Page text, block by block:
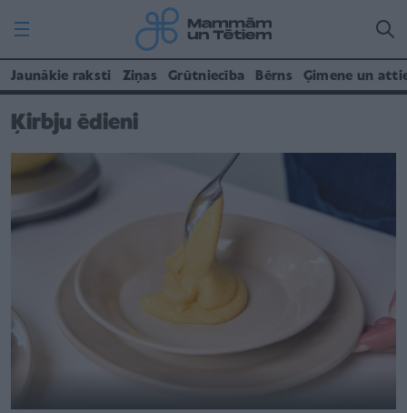
Jaunākie raksti Ziņas Grūtniecība Bērns Ģimene un
Ķirbju ēdieni